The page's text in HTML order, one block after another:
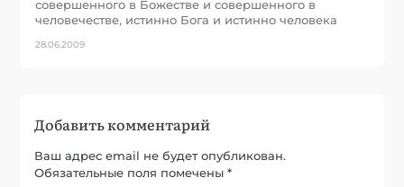
совершенного в Божестве и совершенного в
человечестве, истинно Бога и истинно человека
28.06.2009
Добавить комментарий
Ваш адрес email не будет опубликован.
Обязательные поля помечены*